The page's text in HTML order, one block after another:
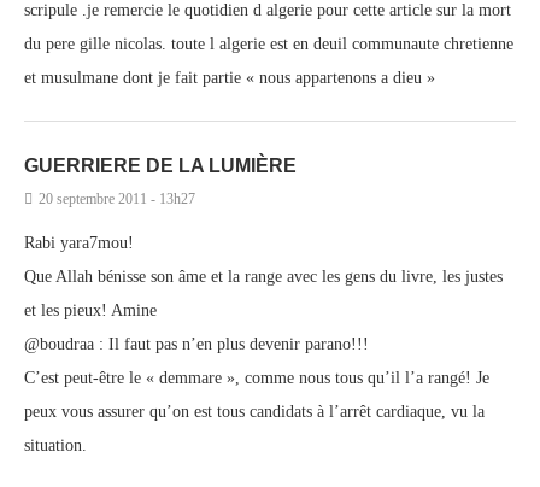
scripule .je remercie le quotidien d algerie pour cette article sur la mort
du pere gille nicolas. toute l algerie est en deuil communaute chretienne
et musulmane dont je fait partie « nous appartenons a dieu »
GUERRIERE DE LA LUMIÈRE
20 septembre 2011 - 13h27
Rabi yara7mou!
Que Allah bénisse son âme et la range avec les gens du livre, les justes
et les pieux! Amine
@boudraa : Il faut pas n’en plus devenir parano!!!
C’est peut-être le « demmare », comme nous tous qu’il l’a rangé! Je
peux vous assurer qu’on est tous candidats à l’arrêt cardiaque, vu la
situation.